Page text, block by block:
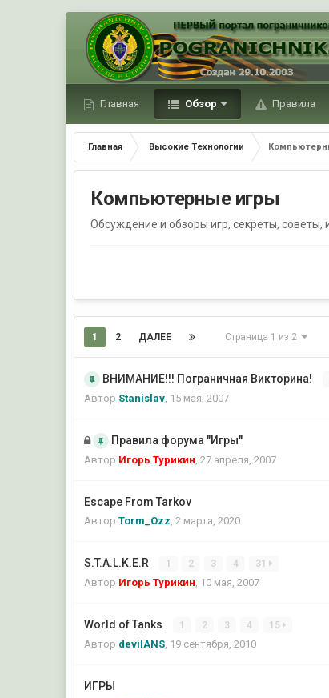
Главная Обзор Правила
Главная Высокие Технологии
Компьютерные игры
Обсуждение и обзоры игр, секреты, советы,
1 2 ДАЛЕЕ Страница 1 из 2
ВНИМАНИЕ!!! Пограничная Викторина!
Автор Stanislav, 15 мая, 2007
Правила форума "Игры"
Автор Игорь Турикин,27 апреля, 2007
Escape From Tarkov
АвторTorm_Ozz,2 марта, 2020
S.T.A.L.K.E.R 1 2 3 4 31
Автор Игорь Турикин, 10 мая, 2007
World of Tanks 1 2 3 4 15
Автор devilANS, 19 сентября, 2010
ИГРЫ